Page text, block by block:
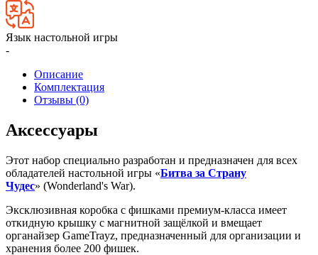
Язык настольной игры
-
Описание
Комплектация
Отзывы (0)
Аксессуары
Этот набор специально разработан и предназначен для всех
обладателей настольной игры «Битва за Страну
Чудес» (Wonderland's War).
Эксклюзивная коробка с фишками премиум-класса имеет
откидную крышку с магнитной защёлкой и вмещает
органайзер GameTrayz, предназначенный для организации и
хранения более 200 фишек.